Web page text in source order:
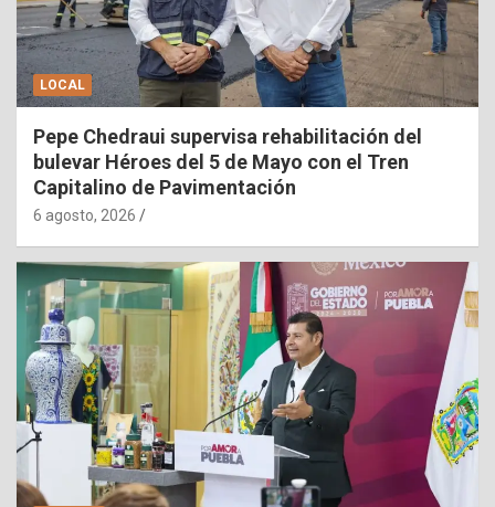
LOCAL
Pepe Chedraui supervisa rehabilitación del
bulevar Héroes del 5 de Mayo con el Tren
Capitalino de Pavimentación
6 agosto, 2026